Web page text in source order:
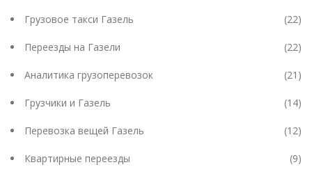
Грузовое такси Газель (22)
Переезды на Газели (22)
Аналитика грузоперевозок (21)
Грузчики и Газель (14)
Перевозка вещей Газель (12)
Квартирные переезды (9)